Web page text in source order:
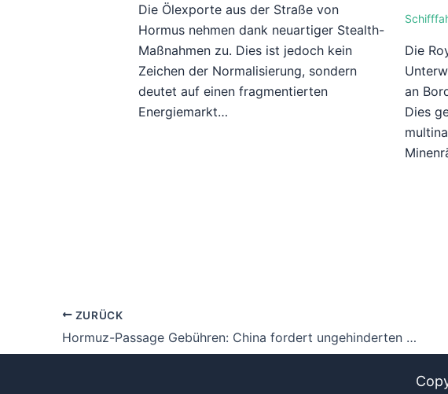
Die Ölexporte aus der Straße von
Hormus nehmen dank neuartiger Stealth-
Maßnahmen zu. Dies ist jedoch kein
Zeichen der Normalisierung, sondern
deutet auf einen fragmentierten
Energiemarkt…
Die
an
Dies
ZURÜCK
Hormuz-Passage Gebühren: China fordert ungehinderten Schiffsverkehr